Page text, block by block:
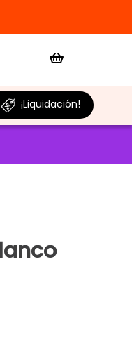
¡Liquidación!